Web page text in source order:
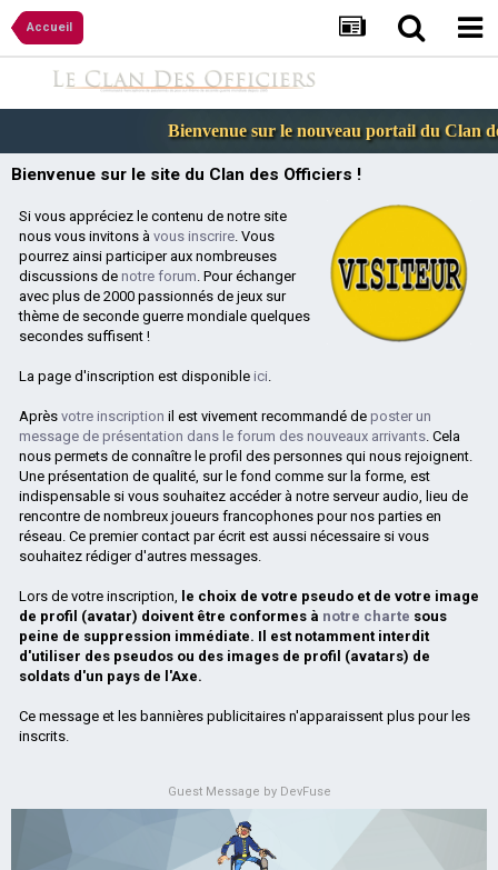
Accueil
Bienvenue sur le nouveau portail du Clan
Bienvenue sur le site du Clan des Officiers !
Si vous appréciez le contenu de notre site
nous vous invitons à vous inscrire. Vous
pourrez ainsi participer aux nombreuses
discussions de notre forum. Pour échanger
avec plus de 2000 passionnés de jeux sur
thème de seconde guerre mondiale quelques
secondes suffisent !
La page d'inscription est disponible ici.
Après votre inscription il est vivement recommandé de poster un
message de présentation dans le forum des nouveaux arrivants. Cela
nous permets de connaître le profil des personnes qui nous rejoignent.
Une présentation de qualité, sur le fond comme sur la forme, est
indispensable si vous souhaitez accéder à notre serveur audio, lieu de
rencontre de nombreux joueurs francophones pour nos parties en
réseau. Ce premier contact par écrit est aussi nécessaire si vous
souhaitez rédiger d'autres messages.
Lors de votre inscription, le choix de votre pseudo et de votre image
de profil (avatar) doivent être conformes à notre charte sous
peine de suppression immédiate. Il est notamment interdit
d'utiliser des pseudos ou des images de profil (avatars) de
soldats d'un pays de l'Axe.
Ce message et les bannières publicitaires n'apparaissent plus pour les
inscrits.
Guest Message by DevFuse